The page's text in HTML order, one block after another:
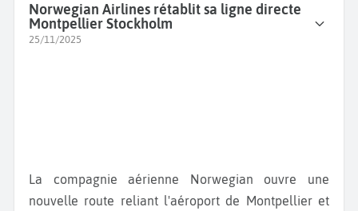
Norwegian Airlines rétablit sa ligne directe
Montpellier Stockholm
25/11/2025
La compagnie aérienne Norwegian ouvre une
nouvelle route reliant l'aéroport de Montpellier et